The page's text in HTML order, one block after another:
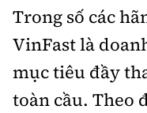
Trong số các
VinFast là
mục tiêu đầy
toàn cầu. Theo